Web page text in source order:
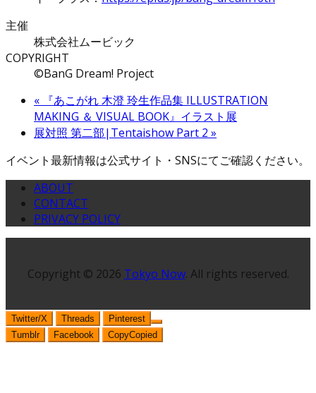
主催
株式会社ムービック
COPYRIGHT
©BanG Dream! Project
« 『あこがれ 木澄 玲生作品集 ILLUSTRATION
MAKING ＆ VISUAL BOOK』イラスト展
展対照 第二部|Tentaishow Part 2 »
イベント最新情報は公式サイト・SNSにてご確認ください。
ABOUT
CONTACT
PRIVACY POLICY
Copyright © 2026 Tokyo Now. All rights reserved.
Twitter/X Threads
Pinterest
Tumblr
Facebook CopyCopied